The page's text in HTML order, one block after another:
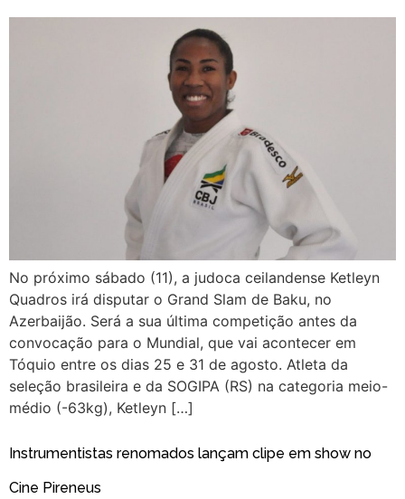
No próximo sábado (11), a judoca ceilandense Ketleyn
Quadros irá disputar o Grand Slam de Baku, no
Azerbaijão. Será a sua última competição antes da
convocação para o Mundial, que vai acontecer em
Tóquio entre os dias 25 e 31 de agosto. Atleta da
seleção brasileira e da SOGIPA (RS) na categoria meio-
médio (-63kg), Ketleyn […]
Instrumentistas renomados lançam clipe em show no
Cine Pireneus